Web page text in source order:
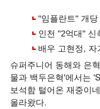
슈퍼주니어 동해와 은
물과 백두은혁'에서는
보석함 털어온 재중이
올라왔다.